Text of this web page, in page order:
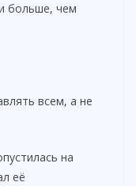
больше, чем
всем, а не
на
её